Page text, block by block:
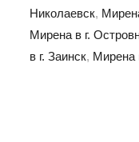
Николаевск,
Мирена в г.
в г. Заинск, Мирена